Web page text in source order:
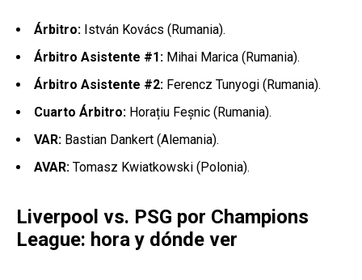
Árbitro: István Kovács (Rumania).
Árbitro Asistente #1: Mihai Marica (Rumania).
Árbitro Asistente #2: Ferencz Tunyogi (Rumania).
Cuarto Árbitro: Horațiu Feșnic (Rumania).
VAR: Bastian Dankert (Alemania).
AVAR: Tomasz Kwiatkowski (Polonia).
Liverpool vs. PSG por Champions
League: hora y dónde ver